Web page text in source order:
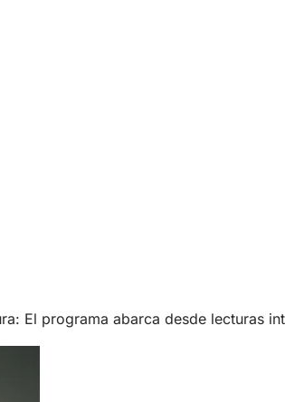
El programa abarca desde lecturas